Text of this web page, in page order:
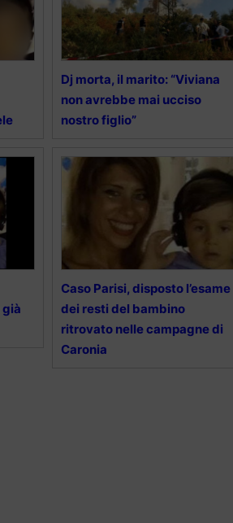
Dj morta, il marito: “Viviana
non avrebbe mai ucciso
nostro figlio”
già
Caso Parisi, disposto l’esame
dei resti del bambino
ritrovato nelle campagne di
Caronia